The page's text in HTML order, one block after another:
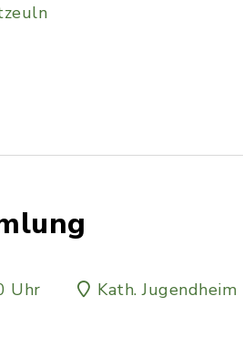
Uhr Kath. Jugendheim